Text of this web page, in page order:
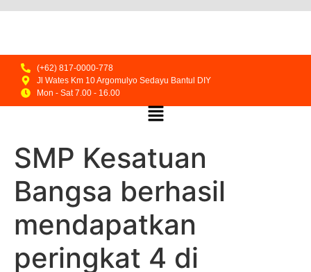
(+62) 817-0000-778
Jl Wates Km 10 Argomulyo Sedayu Bantul DIY
Mon - Sat 7.00 - 16.00
SMP Kesatuan
Bangsa berhasil
mendapatkan
peringkat 4 di